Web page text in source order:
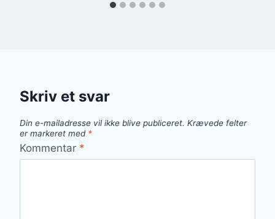
Skriv et svar
Din e-mailadresse vil ikke blive publiceret. Krævede felter
er markeret med *
Kommentar *